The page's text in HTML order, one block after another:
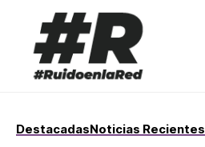
DestacadasNoticias Recientes